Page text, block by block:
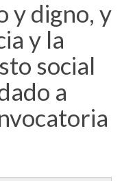
y digno, y
y la
social
a